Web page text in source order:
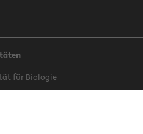
für Bio­lo­gie